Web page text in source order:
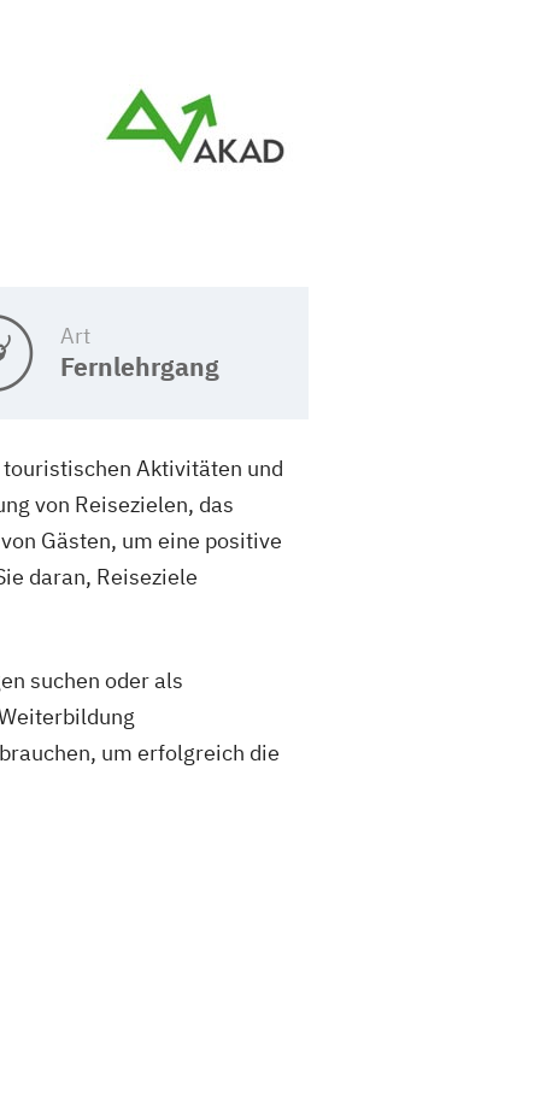
Art
Fernlehrgang
Aktivitäten und
von Reisezielen, das
Gästen, um eine positive
daran, Reiseziele
suchen oder als
um erfolgreich die